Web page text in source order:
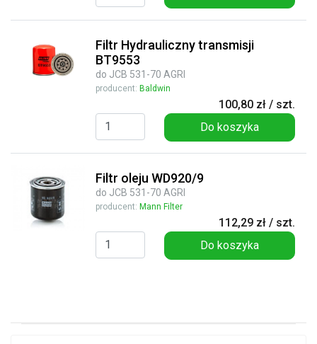
Filtr Hydrauliczny transmisji
BT9553
do JCB 531-70 AGRI
producent: Baldwin
100,80 zł / szt.
Do koszyka
Filtr oleju WD920/9
do JCB 531-70 AGRI
producent: Mann Filter
112,29 zł / szt.
Do koszyka